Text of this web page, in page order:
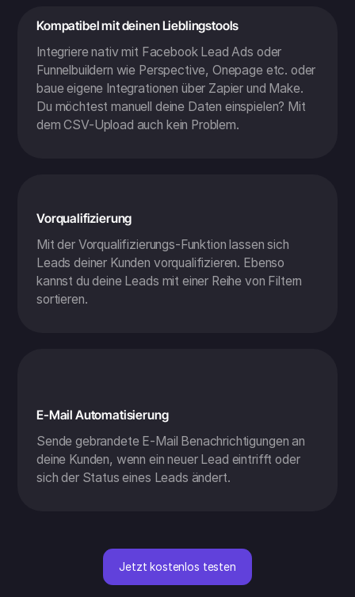
Kompatibel mit deinen Lieblingstools
Integriere nativ mit Facebook Lead Ads oder
Funnelbuildern wie Perspective, Onepage etc. oder
baue eigene Integrationen über Zapier und Make.
Du möchtest manuell deine Daten einspielen? Mit
dem CSV-Upload auch kein Problem.
Vorqualifizierung
Mit der Vorqualifizierungs-Funktion lassen sich
Leads deiner Kunden vorqualifizieren. Ebenso
kannst du deine Leads mit einer Reihe von Filtern
sortieren.
E-Mail Automatisierung
Sende gebrandete E-Mail Benachrichtigungen an
deine Kunden, wenn ein neuer Lead eintrifft oder
sich der Status eines Leads ändert.
Jetzt kostenlos testen